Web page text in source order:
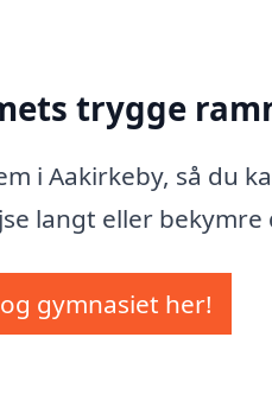
trygge
i Aakirkeby, så du
langt eller
gymnasiet her!